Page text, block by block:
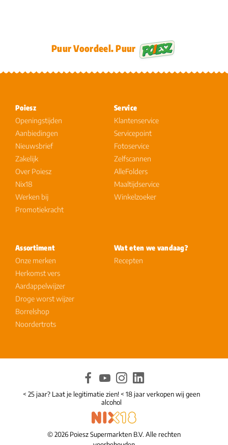
Puur Voordeel. Puur
Poiesz
Openingstijden
Aanbiedingen
Nieuwsbrief
Zakelijk
Over Poiesz
Nix18
Werken bij
Promotiekracht
Service
Klantenservice
Servicepoint
Fotoservice
Zelfscannen
AlleFolders
Maaltijdservice
Winkelzoeker
Assortiment
Onze merken
Herkomst vers
Aardappelwijzer
Droge worst wijzer
Borrelshop
Noordertrots
Wat eten we vandaag?
Recepten
< 25 jaar? Laat je legitimatie zien! < 18 jaar verkopen wij geen
alcohol
© 2026 Poiesz Supermarkten B.V. Alle rechten